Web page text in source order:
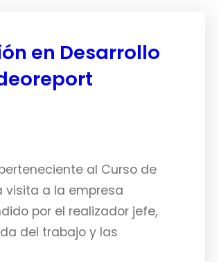
en Desarrollo
al Curso de
visita a la empresa
por el realizador jefe,
del trabajo y las